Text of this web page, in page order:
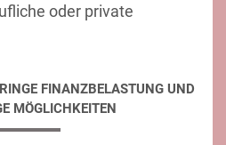
oder private
FINANZBELASTUNG UND
MÖGLICHKEITEN